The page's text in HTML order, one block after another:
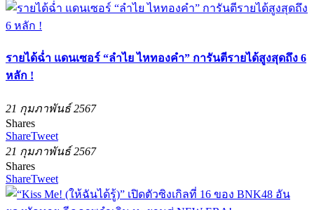
รายได้ฉ่ำ แดนเซอร์ “ลำไย ไหทองคำ” การันตีรายได้สูงสุดถึง 6
หลัก !
21 กุมภาพันธ์ 2567
Shares
ShareTweet
21 กุมภาพันธ์ 2567
Shares
ShareTweet